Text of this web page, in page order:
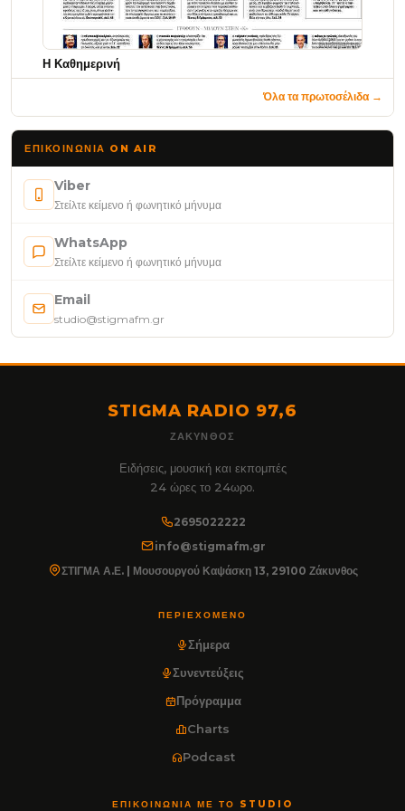
Η Καθημερινή
Όλα τα πρωτοσέλιδα →
ΕΠΙΚΟΙΝΩΝΊΑ ON AIR
Viber
Στείλτε κείμενο ή φωνητικό μήνυμα
WhatsApp
Στείλτε κείμενο ή φωνητικό μήνυμα
Email
studio@stigmafm.gr
STIGMA RADIO 97,6
ΖΆΚΥΝΘΟΣ
Ειδήσεις, μουσική και εκπομπές
24 ώρες το 24ωρο.
2695022222
info@stigmafm.gr
ΣΤΙΓΜΑ Α.Ε. | Μουσουργού Καψάσκη 13, 29100 Ζάκυνθος
ΠΕΡΙΕΧΌΜΕΝΟ
Σήμερα
Συνεντεύξεις
Πρόγραμμα
Charts
Podcast
ΕΠΙΚΟΙΝΩΝΊΑ ΜΕ ΤΟ STUDIO